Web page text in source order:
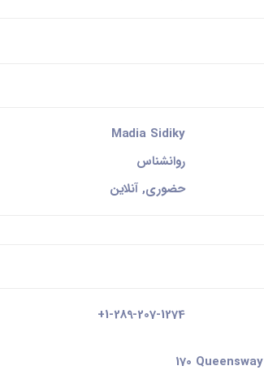
Madia Sidiky
روانشناس
حضوری, آنلاین
+1-289-207-1274
170